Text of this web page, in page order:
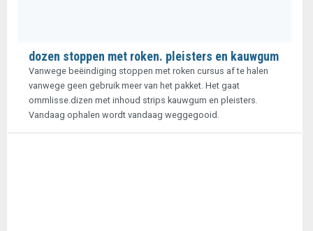
dozen stoppen met roken. pleisters en kauwgum
Vanwege beëindiging stoppen met roken cursus af te halen
vanwege geen gebruik meer van het pakket. Het gaat
ommlisse.dizen met inhoud strips kauwgum en pleisters.
Vandaag ophalen wordt vandaag weggegooid.